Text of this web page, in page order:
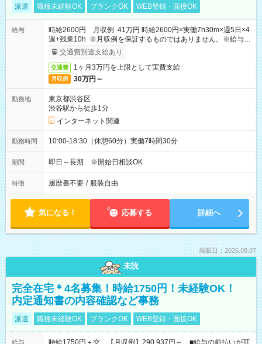
派遣 職種未経験OK ブランクOK WEB登録・面接OK
給与
時給2600円 月収例 41万円 時給2600円×実働7h30m×週5日×4
週+残業10h ※月収例を保証するものではありません。※給与即
受取りサービス利用可（利用条件有）
交通費別途支給あり
交通費 1ヶ月3万円を上限として実費支給
月収例 30万円～
勤務地
東京都渋谷区
渋谷駅から徒歩1分
インターネット関連
勤務時間 10:00-18:30（休憩60分）実働7時間30分
期間 即日～長期 ※開始日相談OK
特徴 履歴書不要 / 服装自由
気になる！ 応募する 詳細へ
掲載日：2026.08.07
未読
完全在宅＊4名募集！時給1750円！未経験OK！
内定通知書の内容確認など事務
派遣 職種未経験OK ブランクOK WEB登録・面接OK
給与 時給1750円＋交 【月収例】290,937円～ ■給与の前払いが可